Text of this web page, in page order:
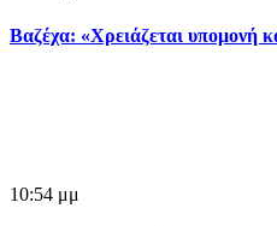
Βαζέχα: «Χρειάζεται υπομονή
10:54 μμ